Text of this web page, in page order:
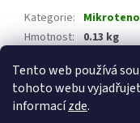
Tento web používá
tohoto webu
informacízde.
Kategorie:
Hmotnost: 0.13 kg